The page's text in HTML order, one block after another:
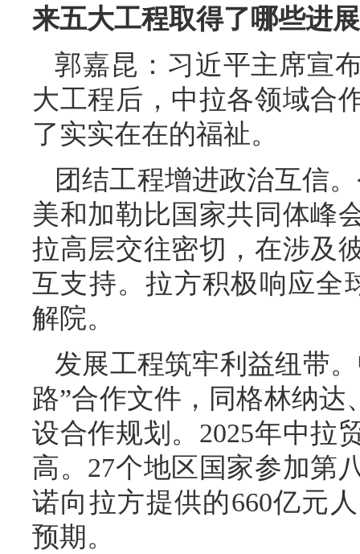
来五大工程取得了哪些进
郭嘉昆：习近平主席宣
大工程后，中拉各领域合
了实实在在的福祉。
团结工程增进政治互信
美和加勒比国家共同体峰
拉高层交往密切，在涉及
互支持。拉方积极响应全
解院。
发展工程筑牢利益纽带
路”合作文件，同格林纳达
设合作规划。2025年中拉
高。27个地区国家参加第
诺向拉方提供的660亿元
预期。